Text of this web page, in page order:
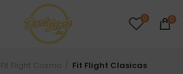
0 0
Fit Flight Cosmo Fit Flight Clasicas